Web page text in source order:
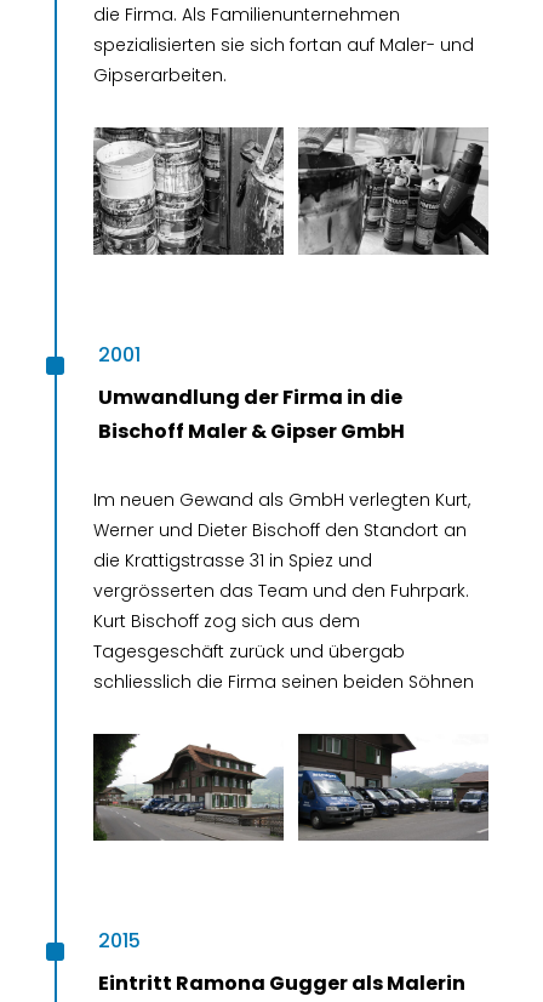
die Firma. Als Familienunternehmen
spezialisierten sie sich fortan auf Maler- und
Gipserarbeiten.
^
2001
Umwandlung der Firma in die
Bischoff Maler & Gipser GmbH
Im neuen Gewand als GmbH verlegten Kurt,
Werner und Dieter Bischoff den Standort an
die Krattigstrasse 31 in Spiez und
vergrösserten das Team und den Fuhrpark.
Kurt Bischoff zog sich aus dem
Tagesgeschäft zurück und übergab
schliesslich die Firma seinen beiden Söhnen
^
2015
Eintritt Ramona Gugger als Malerin